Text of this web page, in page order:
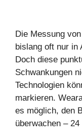
Die Messung
bislang oft nur in
Doch diese
Schwankungen
Technologien
markieren.
es möglich, den
überwachen –